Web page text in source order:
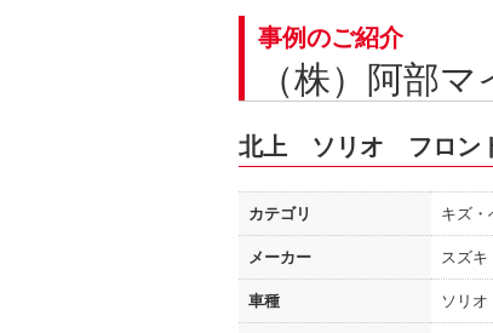
事例のご紹介
（株）阿部
北上 ソリオ フロン
カテゴリ キズ・
メーカー スズキ
車種 ソリオ